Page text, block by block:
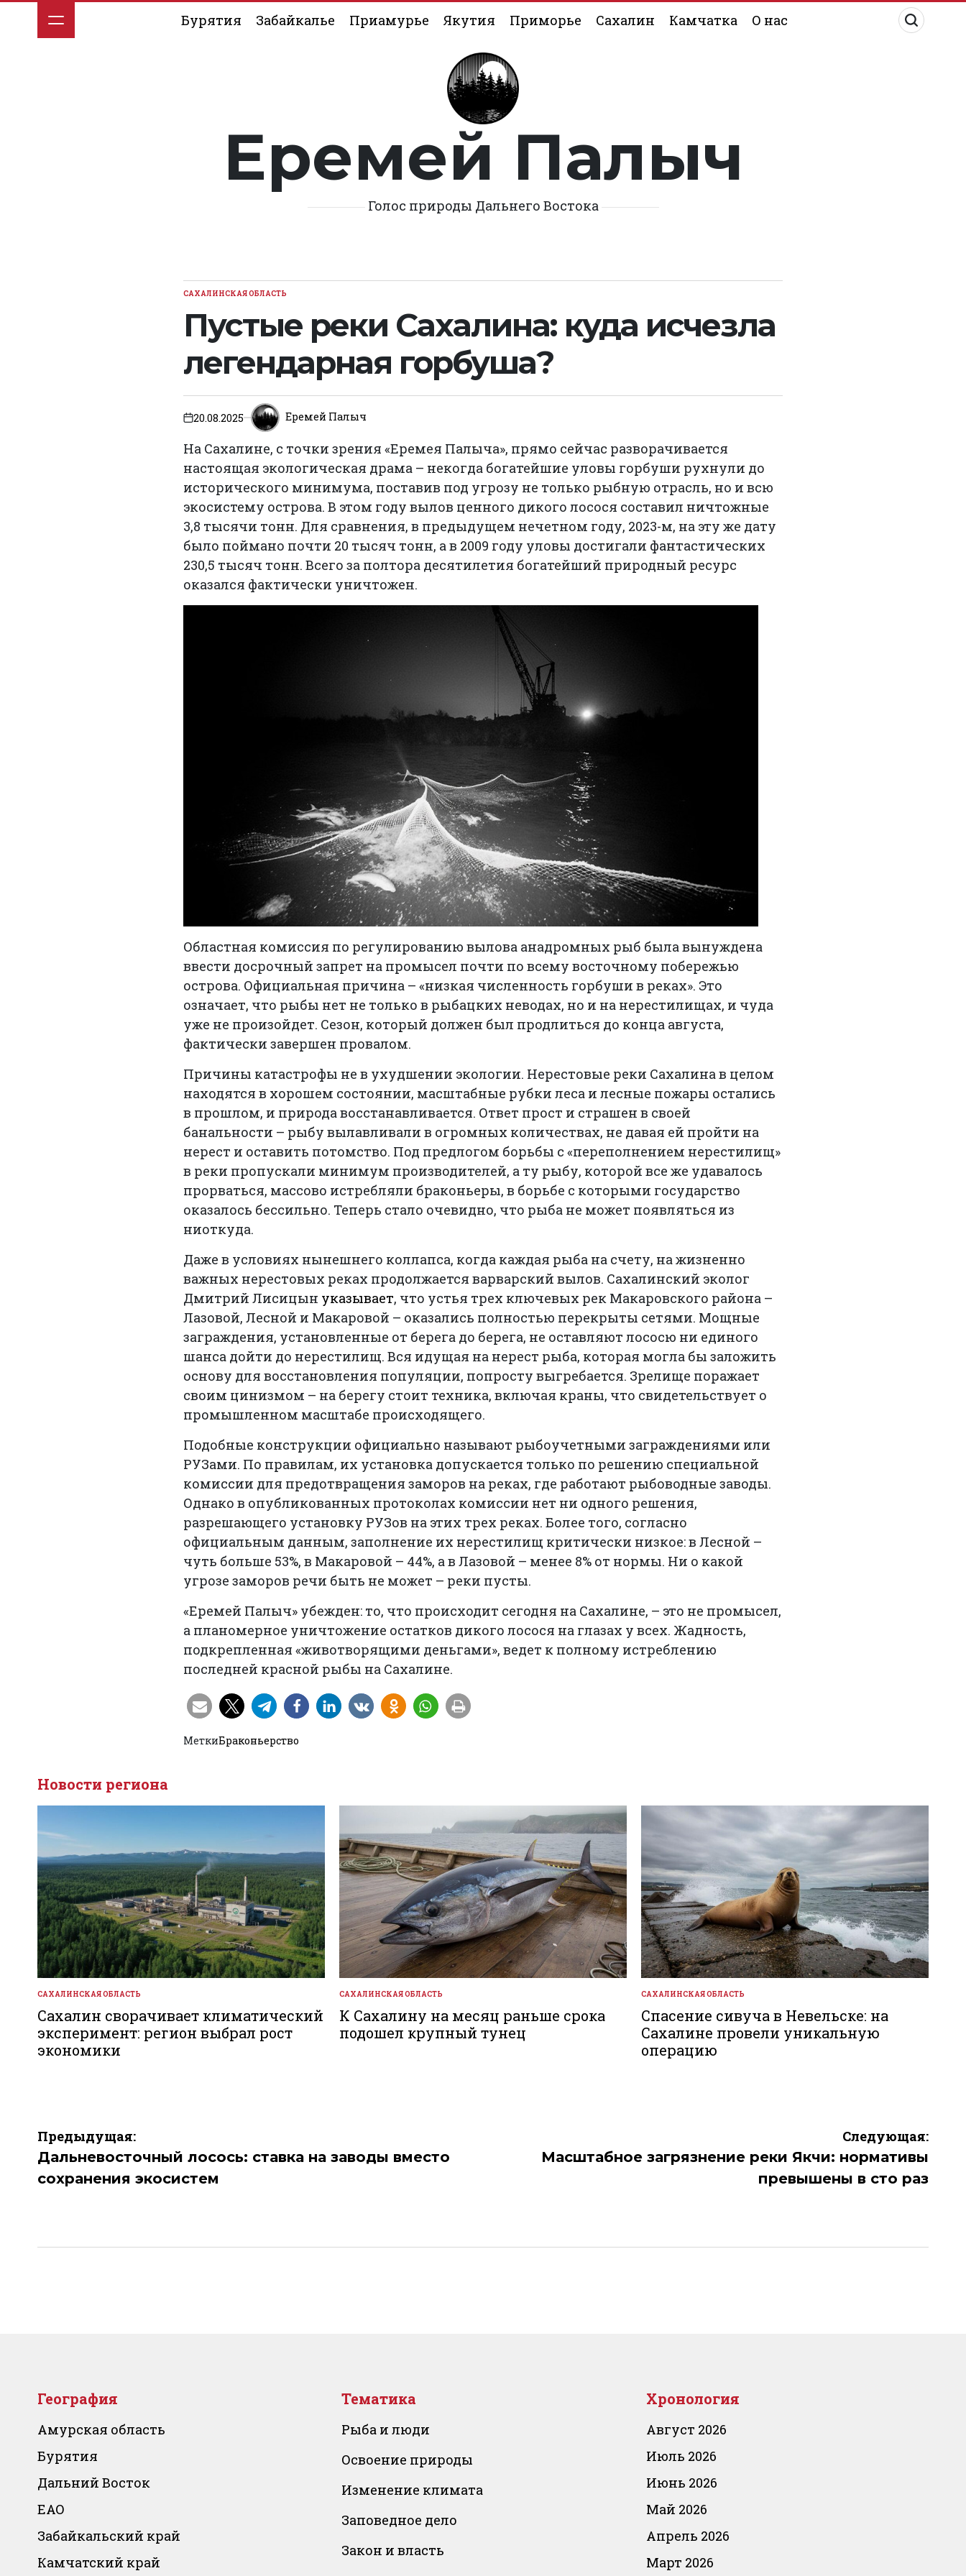
Бурятия Забайкалье Приамурье Якутия Приморье Сахалин Камчатка О нас
Еремей Палыч
Голос природы Дальнего Востока
ОПУБЛИКОВАНО
САХАЛИНСКАЯ ОБЛАСТЬ
Пустые реки Сахалина: куда исчезла
легендарная горбуша?
on20.08.2025 Еремей Палыч
На Сахалине, с точки зрения «Еремея Палыча», прямо сейчас разворачивается
настоящая экологическая драма – некогда богатейшие уловы горбуши рухнули до
исторического минимума, поставив под угрозу не только рыбную отрасль, но и всю
экосистему острова. В этом году вылов ценного дикого лосося составил ничтожные
3,8 тысячи тонн. Для сравнения, в предыдущем нечетном году, 2023-м, на эту же дату
было поймано почти 20 тысяч тонн, а в 2009 году уловы достигали фантастических
230,5 тысяч тонн. Всего за полтора десятилетия богатейший природный ресурс
оказался фактически уничтожен.
Областная комиссия по регулированию вылова анадромных рыб была вынуждена
ввести досрочный запрет на промысел почти по всему восточному побережью
острова. Официальная причина – «низкая численность горбуши в реках». Это
означает, что рыбы нет не только в рыбацких неводах, но и на нерестилищах, и чуда
уже не произойдет. Сезон, который должен был продлиться до конца августа,
фактически завершен провалом.
Причины катастрофы не в ухудшении экологии. Нерестовые реки Сахалина в целом
находятся в хорошем состоянии, масштабные рубки леса и лесные пожары остались
в прошлом, и природа восстанавливается. Ответ прост и страшен в своей
банальности – рыбу вылавливали в огромных количествах, не давая ей пройти на
нерест и оставить потомство. Под предлогом борьбы с «переполнением нерестилищ»
в реки пропускали минимум производителей, а ту рыбу, которой все же удавалось
прорваться, массово истребляли браконьеры, в борьбе с которыми государство
оказалось бессильно. Теперь стало очевидно, что рыба не может появляться из
ниоткуда.
Даже в условиях нынешнего коллапса, когда каждая рыба на счету, на жизненно
важных нерестовых реках продолжается варварский вылов. Сахалинский эколог
Дмитрий Лисицын указывает, что устья трех ключевых рек Макаровского района –
Лазовой, Лесной и Макаровой – оказались полностью перекрыты сетями. Мощные
заграждения, установленные от берега до берега, не оставляют лососю ни единого
шанса дойти до нерестилищ. Вся идущая на нерест рыба, которая могла бы заложить
основу для восстановления популяции, попросту выгребается. Зрелище поражает
своим цинизмом – на берегу стоит техника, включая краны, что свидетельствует о
промышленном масштабе происходящего.
Подобные конструкции официально называют рыбоучетными заграждениями или
РУЗами. По правилам, их установка допускается только по решению специальной
комиссии для предотвращения заморов на реках, где работают рыбоводные заводы.
Однако в опубликованных протоколах комиссии нет ни одного решения,
разрешающего установку РУЗов на этих трех реках. Более того, согласно
официальным данным, заполнение их нерестилищ критически низкое: в Лесной –
чуть больше 53%, в Макаровой – 44%, а в Лазовой – менее 8% от нормы. Ни о какой
угрозе заморов речи быть не может – реки пусты.
«Еремей Палыч» убежден: то, что происходит сегодня на Сахалине, – это не промысел,
а планомерное уничтожение остатков дикого лосося на глазах у всех. Жадность,
подкрепленная «животворящими деньгами», ведет к полному истреблению
последней красной рыбы на Сахалине.
МеткиБраконьерство
Новости региона
ОПУБЛИКОВАНО
В
САХАЛИНСКАЯ ОБЛАСТЬ
Сахалин сворачивает климатический
эксперимент: регион выбрал рост
экономики
ОПУБЛИКОВАНО
В
САХАЛИНСКАЯ ОБЛАСТЬ
К Сахалину на месяц раньше срока
подошел крупный тунец
ОПУБЛИКОВАНО
В
САХАЛИНСКАЯ ОБЛАСТЬ
Спасение сивуча в Невельске: на
Сахалине провели уникальную
операцию
Навигация
по
записям
Предыдущая:
Дальневосточный лосось: ставка на заводы вместо
сохранения экосистем
Следующая:
Масштабное загрязнение реки Якчи: нормативы
превышены в сто раз
География
Амурская область
Бурятия
Дальний Восток
ЕАО
Забайкальский край
Камчатский край
Тематика
Рыба и люди
Освоение природы
Изменение климата
Заповедное дело
Закон и власть
Хронология
Август 2026
Июль 2026
Июнь 2026
Май 2026
Апрель 2026
Март 2026